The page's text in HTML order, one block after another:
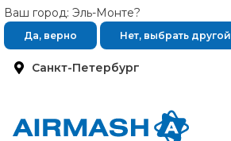
Санкт-Петербург
Ваш город: Эль-Монте?
Да, верно Нет, выбрать другой